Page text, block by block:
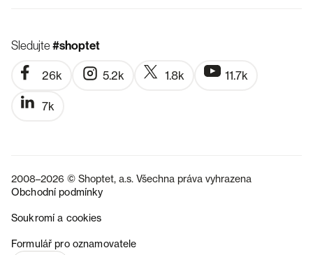
Sledujte#shoptet
26k 5.2k 1.8k 11.7k
7k
2008–2026 © Shoptet, a.s. Všechna práva vyhrazena
Obchodní podmínky
Soukromí a cookies
Formulář pro oznamovatele